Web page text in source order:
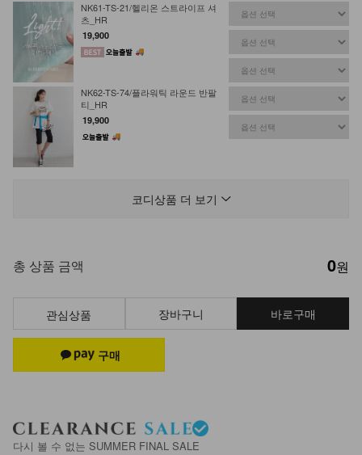
NK61-TS-21/헬리온 스트라이프 셔
츠_HR
19,900
선택 완료
NK62-TS-74/플라워틱 라운드 반팔
티_HR
19,900
DM62-T-22/미앤유 워싱 반팔 티셔츠
_JY
DM61-C-03/배색 오버스튜디오 캡모
자_DY
22,900
DM41-T-35/아라비아 롱 패드 나시
+DM41-T-36/나오미
코디상품 더 보기
총 상품 금액 0원
관심상품 장바구니 바로구매
다시 볼 수 없는 SUMMER FINAL SALE